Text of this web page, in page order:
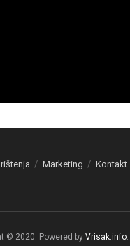
Marketing Kontakt
© 2020. Powered by Vrisak.info.